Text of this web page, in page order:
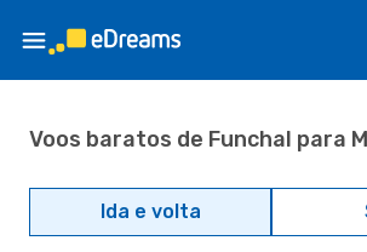
Voos baratos de Funchal para
Ida e volta